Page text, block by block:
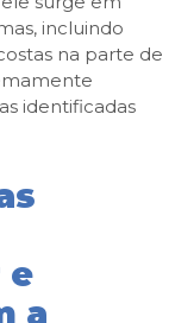
incluindo
na parte de
identificadas
e
a